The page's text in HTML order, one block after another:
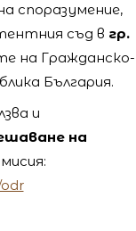
споразумение,
съд в гр.
на Гражданско-
България.
и
на